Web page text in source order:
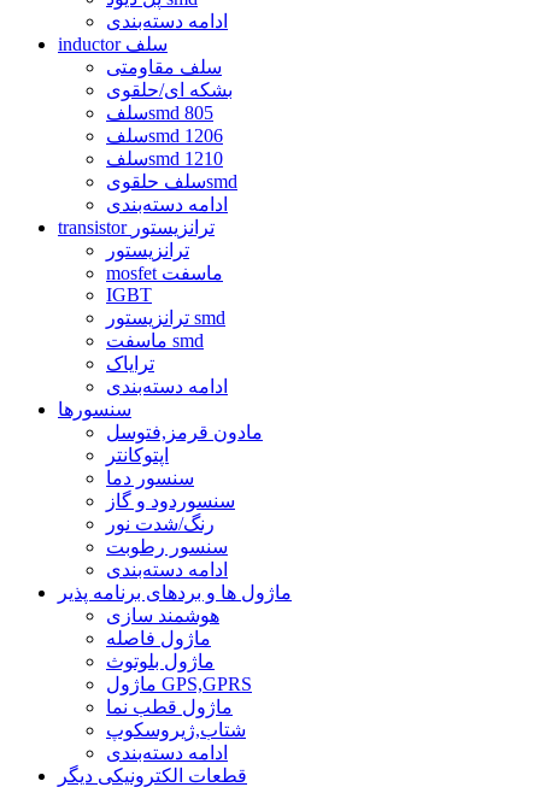
ادامه دسته‌بندی
inductor سلف
سلف مقاومتی
بشکه ای/حلقوی
سلفsmd 805
سلفsmd 1206
سلفsmd 1210
سلف حلقویsmd
ادامه دسته‌بندی
transistor ترانزیستور
ترانزیستور
mosfet ماسفت
IGBT
ترانزیستور smd
ماسفت smd
ترایاک
ادامه دسته‌بندی
سنسورها
مادون قرمز,فتوسل
اپتوکانتر
سنسور دما
سنسوردود و گاز
رنگ/شدت نور
سنسور رطوبت
ادامه دسته‌بندی
ماژول ها و بردهای برنامه پذیر
هوشمند سازی
ماژول فاصله
ماژول بلوتوث
ماژول GPS,GPRS
ماژول قطب نما
شتاب,ژیروسکوپ
ادامه دسته‌بندی
قطعات الکترونیکی دیگر